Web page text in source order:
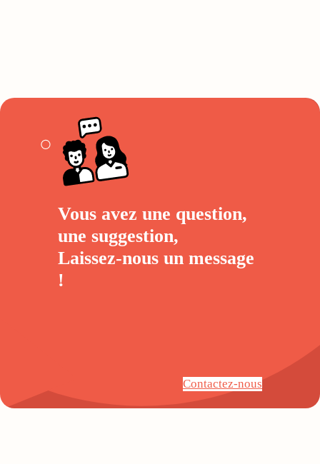
Vous avez une question,
une suggestion,
Laissez-nous un message
!
Contactez-nous